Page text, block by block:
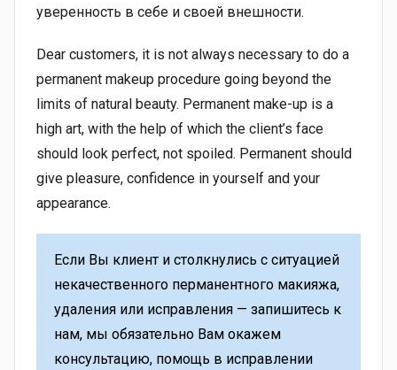
уверенность в себе и своей внешности.
Dear customers, it is not always necessary to do a
permanent makeup procedure going beyond the
limits of natural beauty. Permanent make-up is a
high art, with the help of which the client’s face
should look perfect, not spoiled. Permanent should
give pleasure, confidence in yourself and your
appearance.
Если Вы клиент и столкнулись с ситуацией
некачественного перманентного макияжа,
удаления или исправления — запишитесь к
нам, мы обязательно Вам окажем
консультацию, помощь в исправлении